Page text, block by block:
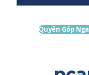
Quyên Góp